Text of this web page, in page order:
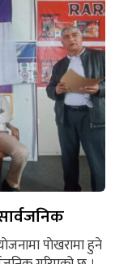
पाेखरामा हुने